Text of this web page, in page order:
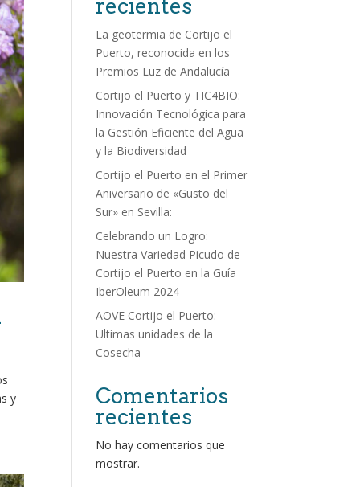
y
recientes
La geotermia de Cortijo el
Puerto, reconocida en los
Premios Luz de Andalucía
Cortijo el Puerto y TIC4BIO:
Innovación Tecnológica para
la Gestión Eficiente del Agua
y la Biodiversidad
Cortijo el Puerto en el Primer
Aniversario de «Gusto del
Sur» en Sevilla:
Celebrando un Logro:
Nuestra Variedad Picudo de
Cortijo el Puerto en la Guía
IberOleum 2024
AOVE Cortijo el Puerto:
Ultimas unidades de la
Cosecha
Comentarios
recientes
No hay comentarios que
mostrar.